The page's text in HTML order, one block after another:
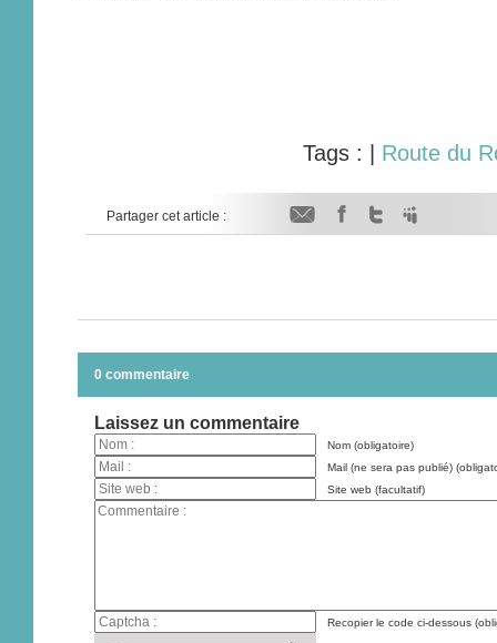
Tags : Route du
Partager cet article :
0 commentaire
Laissez un commentaire
Nom (obligatoire)
Mail (ne sera pas publié)
Site web (facultatif)
Recopier le code ci-dessous